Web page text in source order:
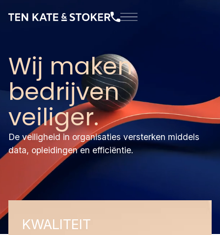
Wij maken
bedrijven
veiliger.
De veiligheid in organisaties versterken middels
data, opleidingen en efficiëntie.
KWALITEIT